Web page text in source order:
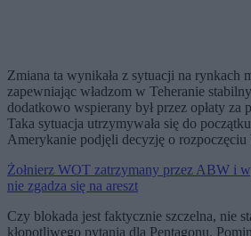
Zmiana ta wynikała z sytuacji na rynkach
zapewniając władzom w Teheranie
dodatkowo wspierany był przez opłaty za
Taka sytuacja utrzymywała się do
Amerykanie podjęli decyzję o rozpoczęciu
Żołnierz WOT zatrzymany przez ABW i
nie zgadza się na areszt
Czy blokada jest faktycznie szczelna, nie
kłopotliwego pytania dla Pentagonu.